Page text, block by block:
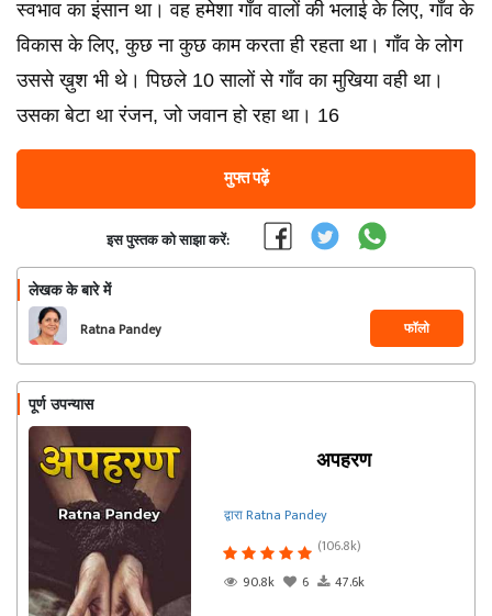
स्वभाव का इंसान था। वह हमेशा गाँव वालों की भलाई के लिए, गाँव के
विकास के लिए, कुछ ना कुछ काम करता ही रहता था। गाँव के लोग
उससे ख़ुश भी थे। पिछले 10 सालों से गाँव का मुखिया वही था।
उसका बेटा था रंजन, जो जवान हो रहा था। 16
मुफ्त पढ़ें
इस पुस्तक को साझा करें:
लेखक के बारे में
Ratna Pandey फॉलो
पूर्ण उपन्यास
अपहरण
द्वारा Ratna Pandey
(106.8k)
90.8k
6 47.6k